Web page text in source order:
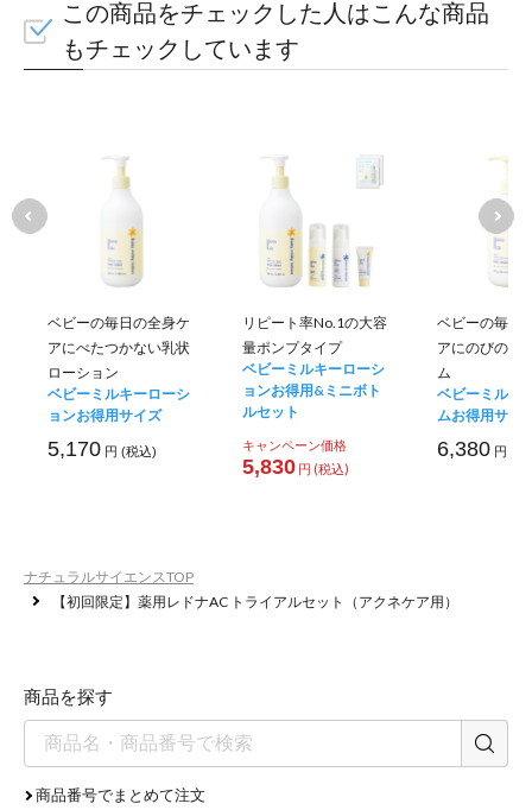
この商品をチェックした人はこんな商品
もチェックしています
ベビーの毎日の全身ケ
アにべたつかない乳状
ローション
ベビーミルキーローシ
ョンお得用サイズ
5,170 円 (税込)
リピート率No.1の大容
量ポンプタイプ
ベビーミルキーローシ
ョンお得用&ミニボト
ルセット
キャンペーン価格
5,830 円 (税込)
ベビーの毎日
アにのびのい
ム
ベビーミルキ
ムお得用サイ
6,380 円 (税
ナチュラルサイエンスTOP
【初回限定】薬用レドナAC トライアルセット（アクネケア用）
商品を探す
商品番号でまとめて注文